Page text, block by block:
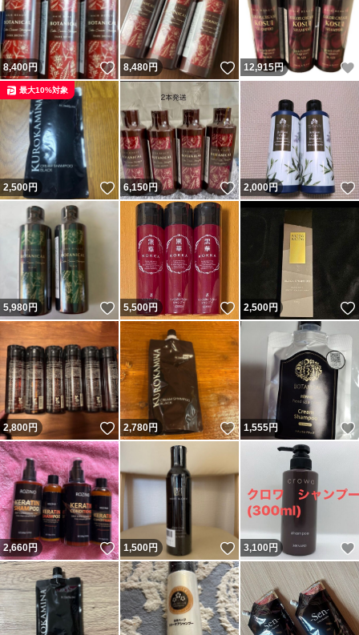
8,400円 いいね！
8,480円 いいね！
12,915円
2,500円 いいね！
最大10%対象
6,150円 いいね！
2,000円
5,980円 いいね！
5,500円 いいね！
2,500円
2,800円 いいね！
2,780円 いいね！
1,555円
2,660円 いいね！
1,500円 いいね！
3,100円